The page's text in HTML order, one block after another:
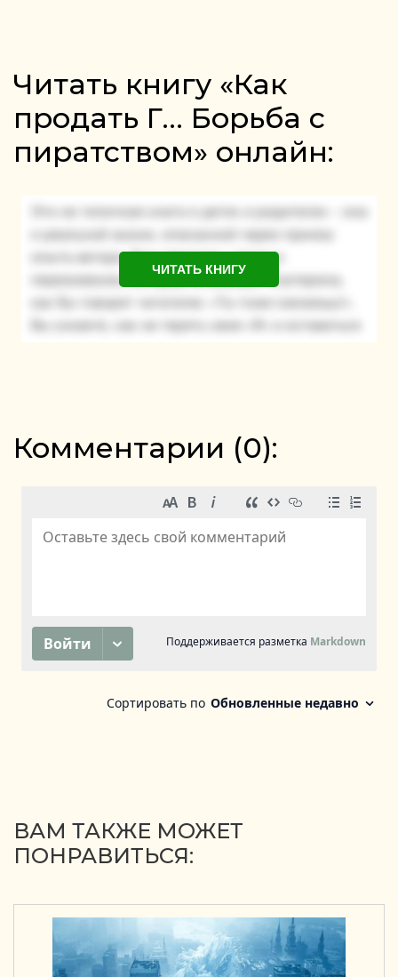
Читать книгу «Как
продать Г… Борьба с
пиратством» онлайн:
ЧИТАТЬ КНИГУ
Комментарии (0):
ВАМ ТАКЖЕ МОЖЕТ
ПОНРАВИТЬСЯ: